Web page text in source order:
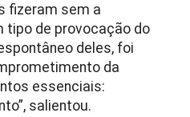
fizeram sem a
tipo de provocação do
deles, foi
da
essenciais:
salientou.